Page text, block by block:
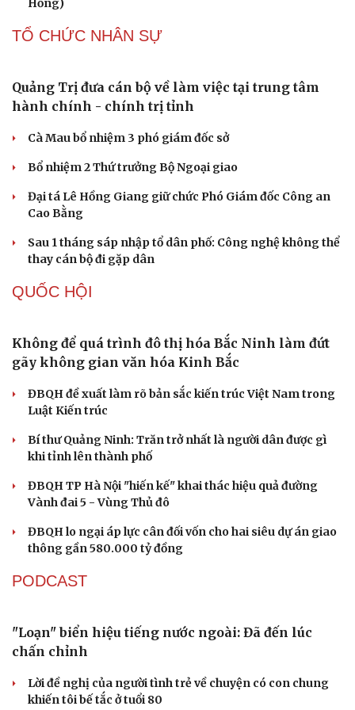
Thành lập Khu Công nghệ cao tỉnh Hưng Yên
Phê duyệt Chương trình KHCN và đổi mới sáng tạo quốc
gia về công nghệ chiến lược
Bắc Kinh triển khai “nhân viên” robot tại các công viên
Nguy cơ mất tài khoản Microsoft chỉ vì kết nối mạng Wi-
Fi khách sạn
Một việc nhiều gia đình bỏ quên có thể khiến điện mặt
trời giảm tới 40% hiệu suất
PHÁP LUẬT
Bắt giữ người phụ nữ giả danh công an lừa đảo "chạy
Tạm giữ hình sự người đàn ông đạp ngã chồng cũ của
bạn gái giữa đường
Cha dượng đánh đập, bắt bé gái 11 tuổi ở Đồng Nai quỳ
Khám xét khẩn cấp nhà Bùi Xuân Huấn (Huấn Hoa
TỔ CHỨC NHÂN SỰ
Cà Mau bổ nhiệm 3 phó giám đốc sở
Bổ nhiệm 2 Thứ trưởng Bộ Ngoại giao
Đại tá Lê Hồng Giang giữ chức Phó Giám đốc Công an